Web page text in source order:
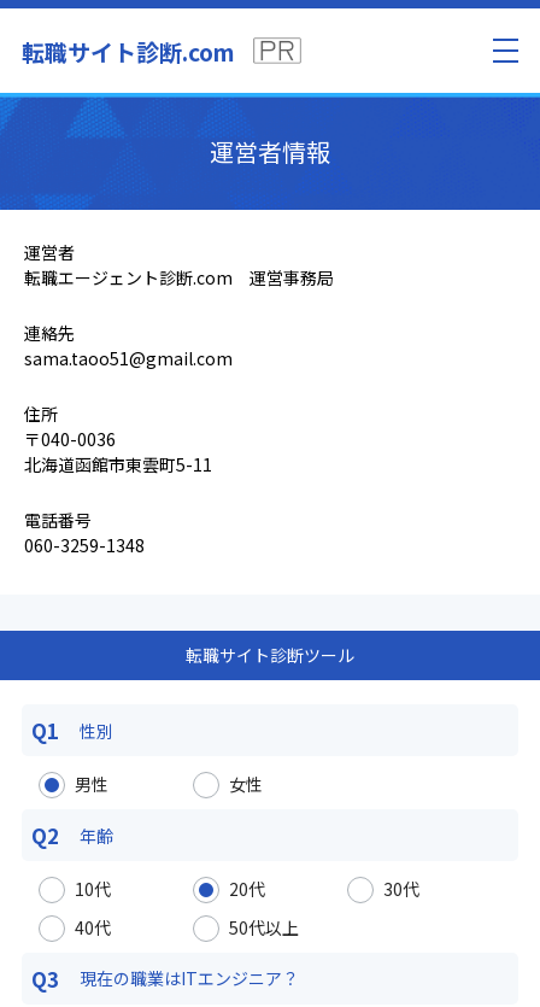
転職サイト診断.com
運営者情報
運営者
転職エージェント診断.com 運営事務局
連絡先
sama.taoo51@gmail.com
住所
〒040-0036
北海道函館市東雲町5-11
電話番号
060-3259-1348
転職サイト診断ツール
Q1 性別
男性 女性
Q2 年齢
10代 20代
30代
40代
50代以上
Q3 現在の職業はITエンジニア？